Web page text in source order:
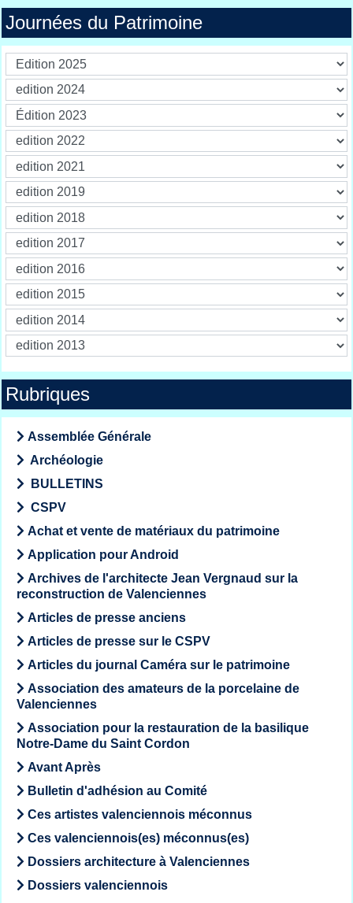
Journées du Patrimoine
Rubriques
Assemblée Générale
Archéologie
BULLETINS
CSPV
Achat et vente de matériaux du patrimoine
Application pour Android
Archives de l'architecte Jean Vergnaud sur la
reconstruction de Valenciennes
Articles de presse anciens
Articles de presse sur le CSPV
Articles du journal Caméra sur le patrimoine
Association des amateurs de la porcelaine de
Valenciennes
Association pour la restauration de la basilique
Notre-Dame du Saint Cordon
Avant Après
Bulletin d'adhésion au Comité
Ces artistes valenciennois méconnus
Ces valenciennois(es) méconnus(es)
Dossiers architecture à Valenciennes
Dossiers valenciennois